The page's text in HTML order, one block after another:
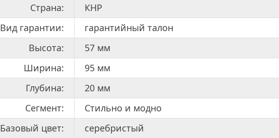
Страна:
КНР
Вид гарантии:
гарантийный талон
Высота:
57 мм
Ширина:
95 мм
Глубина:
20 мм
Сегмент:
Стильно и модно
Базовый цвет:
серебристый